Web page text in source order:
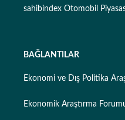
sahibindex Otomobil
BAĞLANTILAR
Ekonomi ve Dış Politika
Ekonomik Araştırma